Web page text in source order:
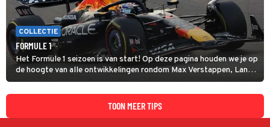
COLLECTIE
FORMULE 1
Het Formule 1 seizoen is van start! Op deze pagina houden we je op
de hoogte van alle ontwikkelingen rondom Max Verstappen, Lando
Norris en alle andere coureurs en GP's.
TOON MEER TIPS